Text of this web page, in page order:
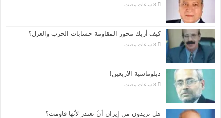
كيف أربك محور المقاومة حسابات الحرب والعزل؟
دبلوماسية الاربعين!
هل تريدون من إيران أنْ تعتذر لأنّها قاومت؟